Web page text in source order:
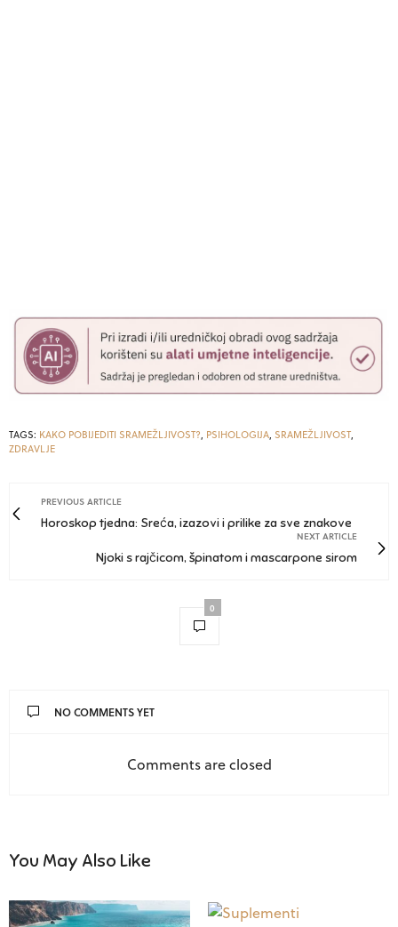
TAGS: KAKO POBIJEDITI SRAMEŽLJIVOST?, PSIHOLOGIJA, SRAMEŽLJIVOST,
ZDRAVLJE
PREVIOUS ARTICLE
Horoskop tjedna: Sreća, izazovi i prilike za sve znakove
NEXT ARTICLE
Njoki s rajčicom, špinatom i mascarpone sirom
0
NO COMMENTS YET
Comments are closed
You May Also Like